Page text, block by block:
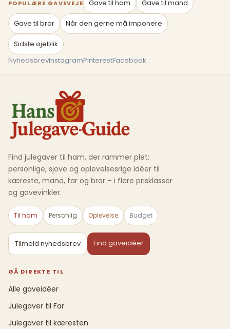
POPULÆRE GAVEVEJE Gave til ham Gave til mand
Gave til bror Når den gerne må imponere
Sidste øjeblik
NyhedsbrevInstagramPinterestFacebook
Find julegaver til ham, der rammer plet:
personlige, sjove og oplevelsesrige idéer til
kæreste, mand, far og bror – i flere prisklasser
og gavevinkler.
Til ham Personlig Oplevelse Budget
Tilmeld nyhedsbrev Find gaveidéer
GÅ DIREKTE TIL
Alle gaveidéer
Julegaver til Far
Julegaver til kæresten